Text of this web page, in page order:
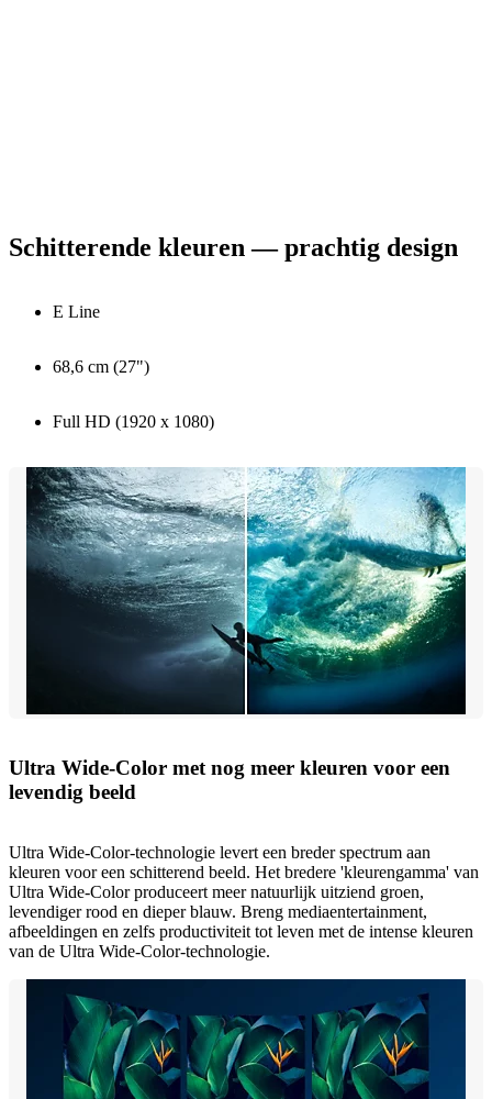
Schitterende kleuren — prachtig design
E Line
68,6 cm (27")
Full HD (1920 x 1080)
Ultra Wide-Color met nog meer kleuren voor een
levendig beeld
Ultra Wide-Color-technologie levert een breder spectrum aan
kleuren voor een schitterend beeld. Het bredere 'kleurengamma' van
Ultra Wide-Color produceert meer natuurlijk uitziend groen,
levendiger rood en dieper blauw. Breng mediaentertainment,
afbeeldingen en zelfs productiviteit tot leven met de intense kleuren
van de Ultra Wide-Color-technologie.